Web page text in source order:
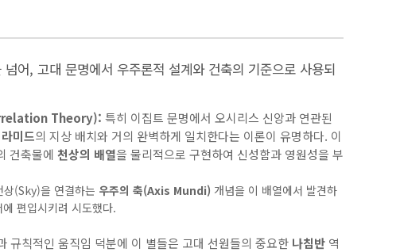
어, 고대 문명에서 우주론적 설계와 건축의 기준으로 사용되
Theory): 특히 이집트 문명에서 오시리스 신앙과 연관된
미드의 지상 배치와 거의 완벽하게 일치한다는 이론이 유명하다. 이
건축물에 천상의 배열을 물리적으로 구현하여 신성함과 영원성을 부
(Sky)을 연결하는 우주의 축(Axis Mundi) 개념을 이 배열에서 발견하
편입시키려 시도했다.
규칙적인 움직임 덕분에 이 별들은 고대 선원들의 중요한 나침반 역